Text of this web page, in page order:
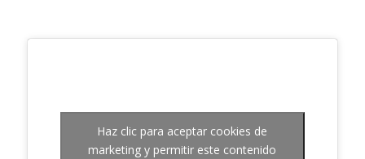
Haz clic para aceptar cookies de
marketing y permitir este contenido